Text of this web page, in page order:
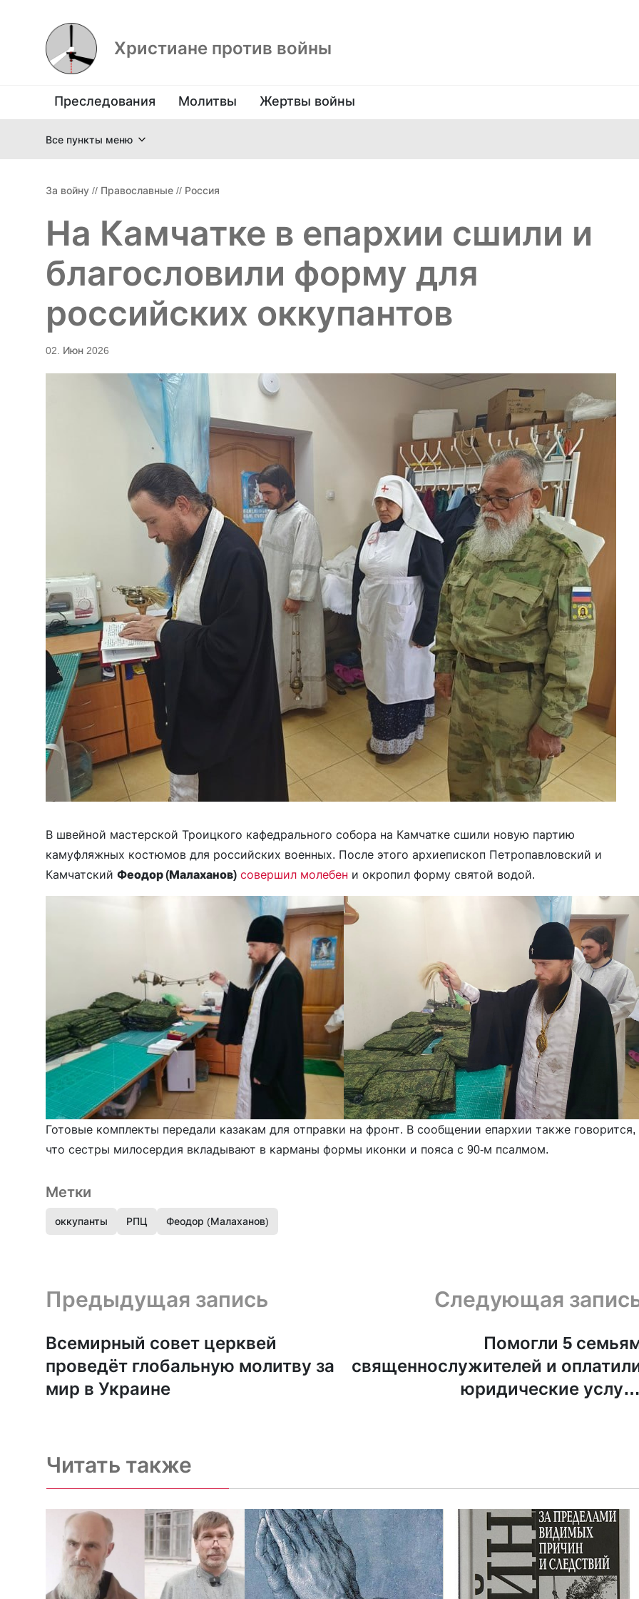
Христиане против войны
Преследования Молитвы Жертвы войны
Все пункты меню
За войну // Православные // Россия
На Камчатке в епархии сшили и
благословили форму для
российских оккупантов
02. Июн 2026
В швейной мастерской Троицкого кафедрального собора на Камчатке сшили новую партию
камуфляжных костюмов для российских военных. После этого архиепископ Петропавловский и
Камчатский Феодор (Малаханов) совершил молебен и окропил форму святой водой.
Готовые комплекты передали казакам для отправки на фронт. В сообщении епархии также говорится,
что сестры милосердия вкладывают в карманы формы иконки и пояса с 90-м псалмом.
Метки
оккупанты РПЦ Феодор (Малаханов)
Предыдущая запись и следующая запись
Предыдущая запись
Всемирный совет церквей
проведёт глобальную молитву за
мир в Украине
Следующая
Помогли 5
священнослужителей и
юридические услуги
Читать также